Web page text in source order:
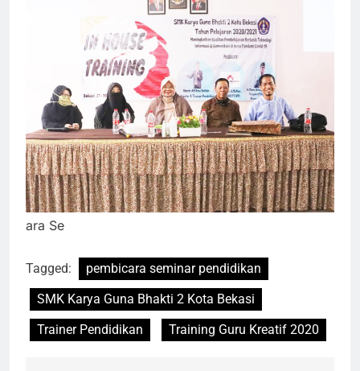
ara Se
Tagged:
pembicara seminar pendidikan
SMK Karya Guna Bhakti 2 Kota Bekasi
Trainer Pendidikan
Training Guru Kreatif 2020